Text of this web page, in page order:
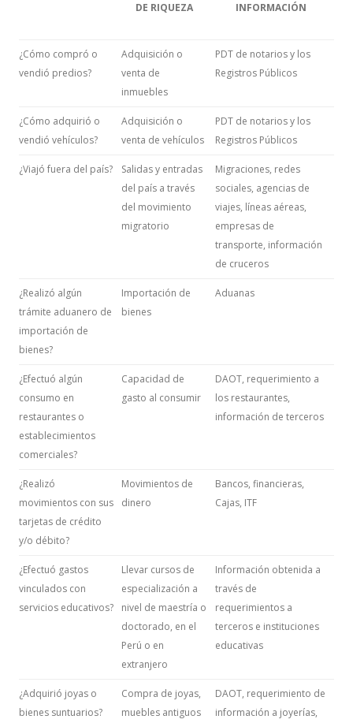
DE RIQUEZA INFORMACIÓN
¿Cómo compró o
vendió predios?
Adquisición o
venta de
inmuebles
PDT de notarios y los
Registros Públicos
¿Cómo adquirió o
vendió vehículos?
Adquisición o
venta de vehículos
PDT de notarios y los
Registros Públicos
¿Viajó fuera del país?
Salidas y entradas
del país a través
del movimiento
migratorio
Migraciones, redes
sociales, agencias de
viajes, líneas aéreas,
empresas de
transporte, información
de cruceros
¿Realizó algún
trámite aduanero de
importación de
bienes?
Importación de
bienes
Aduanas
¿Efectuó algún
consumo en
restaurantes o
establecimientos
comerciales?
Capacidad de
gasto al consumir
DAOT, requerimiento a
los restaurantes,
información de terceros
¿Realizó
movimientos con sus
tarjetas de crédito
y/o débito?
Movimientos de
dinero
Bancos, financieras,
Cajas, ITF
¿Efectuó gastos
vinculados con
servicios educativos?
Llevar cursos de
especialización a
nivel de maestría o
doctorado, en el
Perú o en
extranjero
Información obtenida a
través de
requerimientos a
terceros e instituciones
educativas
¿Adquirió joyas o
bienes suntuarios?
Compra de joyas,
muebles antiguos
DAOT, requerimiento de
información a joyerías,